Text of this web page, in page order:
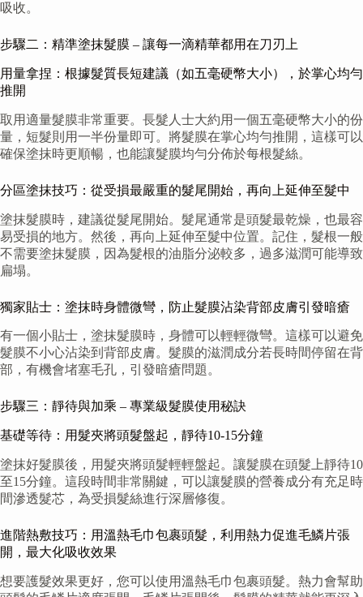
吸收。
步驟二：精準塗抹髮膜 – 讓每一滴精華都用在刀刃上
用量拿捏：根據髮質長短建議（如五毫硬幣大小），於掌心均勻
推開
取用適量髮膜非常重要。長髮人士大約用一個五毫硬幣大小的份
量，短髮則用一半份量即可。將髮膜在掌心均勻推開，這樣可以
確保塗抹時更順暢，也能讓髮膜均勻分佈於每根髮絲。
分區塗抹技巧：從受損最嚴重的髮尾開始，再向上延伸至髮中
塗抹髮膜時，建議從髮尾開始。髮尾通常是頭髮最乾燥，也最容
易受損的地方。然後，再向上延伸至髮中位置。記住，髮根一般
不需要塗抹髮膜，因為髮根的油脂分泌較多，過多滋潤可能導致
扁塌。
獨家貼士：塗抹時身體微彎，防止髮膜沾染背部皮膚引發暗瘡
有一個小貼士，塗抹髮膜時，身體可以輕輕微彎。這樣可以避免
髮膜不小心沾染到背部皮膚。髮膜的滋潤成分若長時間停留在背
部，有機會堵塞毛孔，引發暗瘡問題。
步驟三：靜待與加乘 – 專業級髮膜使用秘訣
基礎等待：用髮夾將頭髮盤起，靜待10-15分鐘
塗抹好髮膜後，用髮夾將頭髮輕輕盤起。讓髮膜在頭髮上靜待10
至15分鐘。這段時間非常關鍵，可以讓髮膜的營養成分有充足時
間滲透髮芯，為受損髮絲進行深層修復。
進階熱敷技巧：用溫熱毛巾包裹頭髮，利用熱力促進毛鱗片張
開，最大化吸收效果
想要護髮效果更好，您可以使用溫熱毛巾包裹頭髮。熱力會幫助